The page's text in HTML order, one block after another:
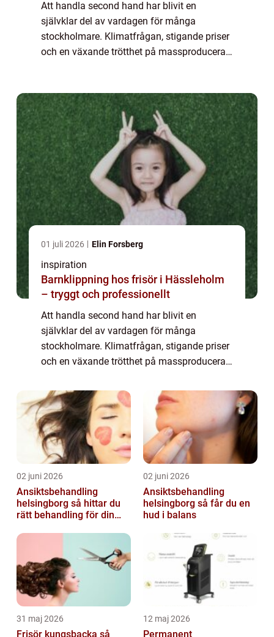
Att handla second hand har blivit en
självklar del av vardagen för många
stockholmare. Klimatfrågan, stigande priser
och en växande trötthet på massproducerat
01 juli 2026 Elin Forsberg
inspiration
Barnklippning hos frisör i Hässleholm
– tryggt och professionellt
Att handla second hand har blivit en
självklar del av vardagen för många
stockholmare. Klimatfrågan, stigande priser
och en växande trötthet på massproducerat
där varje plagg har en historia. Den som vil...
02 juni 2026
Ansiktsbehandling
helsingborg så hittar du
rätt behandling för din
02 juni 2026
Ansiktsbehandling
helsingborg så får du en
hud i balans
31 maj 2026
Frisör kungsbacka så
12 maj 2026
Permanent